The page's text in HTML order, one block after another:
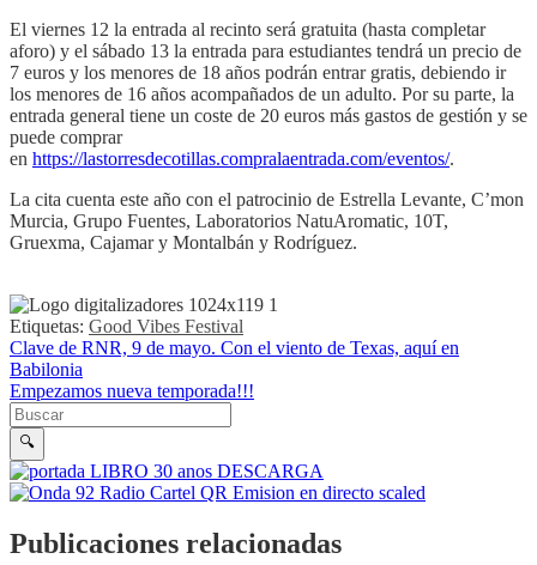
El viernes 12 la entrada al recinto será gratuita (hasta completar
aforo) y el sábado 13 la entrada para estudiantes tendrá un precio de
7 euros y los menores de 18 años podrán entrar gratis, debiendo ir
los menores de 16 años acompañados de un adulto. Por su parte, la
entrada general tiene un coste de 20 euros más gastos de gestión y se
puede comprar
en https://lastorresdecotillas.compralaentrada.com/eventos/.
La cita cuenta este año con el patrocinio de Estrella Levante, C’mon
Murcia, Grupo Fuentes, Laboratorios NatuAromatic, 10T,
Gruexma, Cajamar y Montalbán y Rodríguez.
Etiquetas: Good Vibes Festival
Navegación de entradas
Clave de RNR, 9 de mayo. Con el viento de Texas, aquí en
Babilonia
Empezamos nueva temporada!!!
Buscar en la web
Buscar
🔍
Publicaciones relacionadas